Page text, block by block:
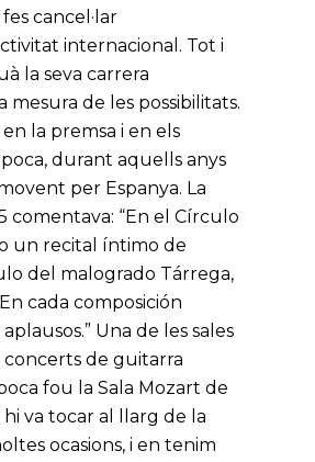
cancel·lar
internacional. Tot i
la seva carrera
mesura de les possibilitats.
la premsa i en els
durant aquells anys
per Espanya. La
comentava: “En el Círculo
un recital íntimo de
del malogrado Tárrega,
cada composición
Una de les sales
concerts de guitarra
fou la Sala Mozart de
va tocar al llarg de la
ocasions, i en tenim